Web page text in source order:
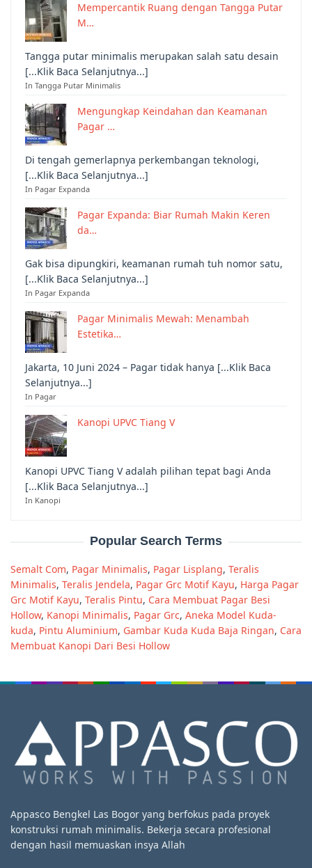
Mempercantik Ruang dengan Tangga Putar
M…
Tangga putar minimalis merupakan salah satu desain
[...Klik Baca Selanjutnya...]
In Tangga Putar Minimalis
Mengungkap Keindahan dan Keamanan
Pagar …
Di tengah gemerlapnya perkembangan teknologi,
[...Klik Baca Selanjutnya...]
In Pagar Expanda
Pagar Expanda: Biar Rumah Makin Keren
da…
Gak bisa dipungkiri, keamanan rumah tuh nomor satu,
[...Klik Baca Selanjutnya...]
In Pagar Expanda
Pagar Minimalis Mewah: Menambah
Estetika…
Jakarta, 10 Juni 2024 – Pagar tidak hanya [...Klik Baca
Selanjutnya...]
In Pagar
Kanopi UPVC Tiang V
Kanopi UPVC Tiang V adalah pilihan tepat bagi Anda
[...Klik Baca Selanjutnya...]
In Kanopi
Popular Search Terms
Semalt Com, Pagar Minimalis, Pagar Lisplang, Teralis
Minimalis, Teralis Jendela, Pagar Grc Motif Kayu, Harga Pagar
Grc Motif Kayu, Teralis Pintu, Cara Membuat Pagar Besi
Hollow, Kanopi Minimalis, Pagar Grc, Aneka Model Kuda-
kuda, Pintu Aluminium, Gambar Kuda Kuda Baja Ringan, Cara
Membuat Kanopi Dari Besi Hollow
Appasco Bengkel Las Bogor yang berfokus pada proyek
konstruksi rumah minimalis. Bekerja secara profesional
dengan hasil memuaskan insya Allah